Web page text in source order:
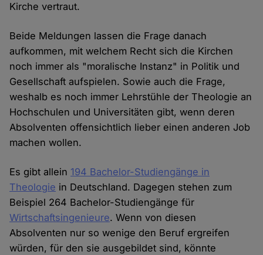
Kirche vertraut.
Beide Meldungen lassen die Frage danach
aufkommen, mit welchem Recht sich die Kirchen
noch immer als "moralische Instanz" in Politik und
Gesellschaft aufspielen. Sowie auch die Frage,
weshalb es noch immer Lehrstühle der Theologie an
Hochschulen und Universitäten gibt, wenn deren
Absolventen offensichtlich lieber einen anderen Job
machen wollen.
Es gibt allein 194 Bachelor-Studiengänge in
Theologie in Deutschland. Dagegen stehen zum
Beispiel 264 Bachelor-Studiengänge für
Wirtschaftsingenieure. Wenn von diesen
Absolventen nur so wenige den Beruf ergreifen
würden, für den sie ausgebildet sind, könnte